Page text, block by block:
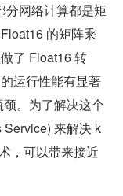
分网络计算都是矩
的矩阵乘
了 Float16 转
运行性能有显著
。为了解决这个
来解决 k
，可以带来接近